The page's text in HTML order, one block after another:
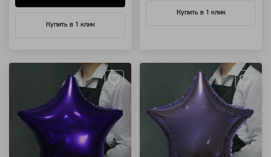
Купить в 1 клик
Купить в 1 клик